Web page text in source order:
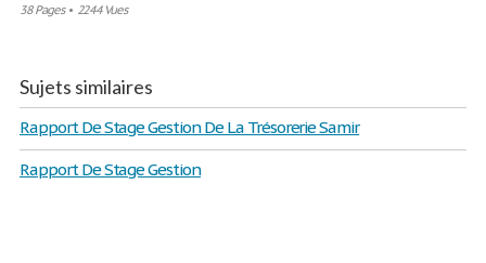
38 Pages• 2244 Vues
Sujets similaires
Rapport De Stage Gestion De La Trésorerie Samir
Rapport De Stage Gestion